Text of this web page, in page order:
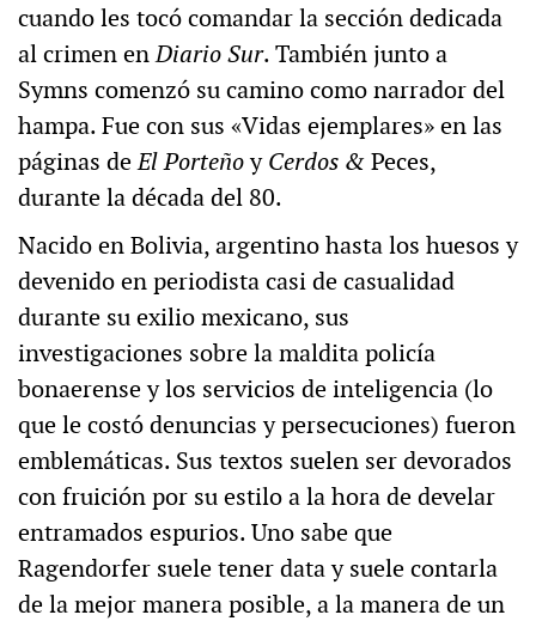
cuando les tocó comandar la sección dedicada
al crimen enDiario Sur. También junto a
Symns comenzó su camino como narrador del
hampa. Fue con sus «Vidas ejemplares» en las
páginas deEl PorteñoyCerdos &Peces,
durante la década del 80.
Nacido en Bolivia, argentino hasta los huesos y
devenido en periodista casi de casualidad
durante su exilio mexicano, sus
investigaciones sobre la maldita policía
bonaerense y los servicios de inteligencia (lo
que le costó denuncias y persecuciones) fueron
emblemáticas. Sus textos suelen ser devorados
con fruición por su estilo a la hora de develar
entramados espurios. Uno sabe que
Ragendorfer suele tener data y suele contarla
de la mejor manera posible, a la manera de un